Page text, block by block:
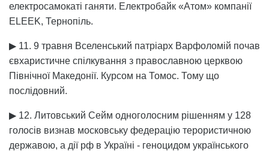
електросамокаті ганяти. Електробайк «Атом» компанії
ЕLEEK, Тернопіль.
▶ 11. 9 травня Вселенський патріарх Варфоломій почав
євхаристичне спілкування з православною церквою
Північної Македонії. Курсом на Томос. Тому що
послідовний.
▶ 12. Литовський Сейм одноголосним рішенням у 128
голосів визнав московську федерацію терористичною
державою, а дії рф в Україні - геноцидом українського